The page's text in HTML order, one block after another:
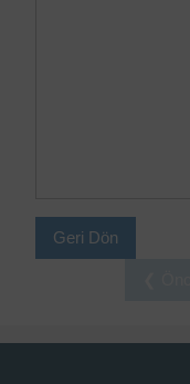
Geri Dön